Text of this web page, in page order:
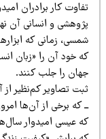
کار برادران امیدوار
زمانی که ابزارهای
خود آن را «زبان
را جلب کنند.
تصاویر کم‌نظیر از
که برخی از آن‌ها امروز
عیسی امیدوار سال‌ها با